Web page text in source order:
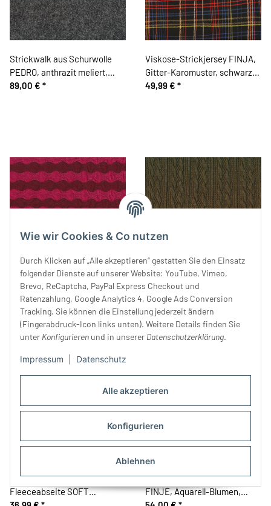
Alle akzeptieren
Konfigurieren
Ablehnen
Wie wir Cookies & Co nutzen
Durch Klicken auf „Alle akzeptieren“ gestatten Sie den Einsatz
folgender Dienste auf unserer Website: YouTube, Vimeo,
Brevo, ReCaptcha, PayPal Express Checkout und
Ratenzahlung, Google Analytics 4, Google Ads Conversion
Tracking. Sie können die Einstellung jederzeit ändern
(Fingerabdruck-Icon links unten). Weitere Details finden Sie
unter Konfigurieren und in unserer Datenschutzerklärung.
Impressum Datenschutz
Strickwalk aus Schurwolle
PEDRO, anthrazit meliert,
Hilco
89,00 € *
Viskose-Strickjersey FINJA,
Gitter-Karomuster, schwarz,
Hilco
49,99 € *
Viskose-Strickstoff SMOKE,
Blasen-Crash, dunkelrot,
Toptex
49,99 €*
Strickstoff CARMEN,
Zopfstrickmuster, olivgrün
34,99 € *
Viskose-Strickjersey mit
Fleeceabseite SOFT
Doubleface Strickstoff
FINJE, Aquarell-Blumen,